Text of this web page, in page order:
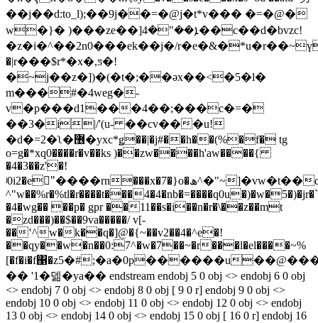
��j��d:to_l);��9j��=�@j�t*v��� �=�@�
w�}� )���ze��]ܐ��"�4��c��d�bvzc!
�z�i�^��2n0���ek��j�/
�|r���$r*�x�,ƽ�!
�~j��z�])�(�t�;��ǝx��<�5�l�
m���#�4weg�-
v�p���d1���4��;���c�=�
��3�i|/'(u- ��cv���u!
�d�=2�ʅ�޶�yxc*ǥ��|�j#��h��(%�f� tg
o=g�*xq0����r�v��ks )��zw����h'aw����{
�4�3��z'�!
ʲ0i2�e"ٕ����rn���x�7�}o�ھ^�"~]�vw�t��q;�ߎ~�r�#������f�=�h�yx��q"h�u�v�2�
�4�wg�� ��p� gpr ��11��s�i��n�r�\��z��mt
�zd���)��$��9va�����/ v[-
��ʽ^w�k��q�]@�{~��v2��4�^e�!
��qy��w�n��0:7^�w�7��~�r���l�el����~%
[�f�i�f΁�z5�#;�a�0p������u
�� '1�덺�ya�� endstream endobj 5 0 obj <> endobj 6 0 obj
<> endobj 7 0 obj <> endobj 8 0 obj [ 9 0 r] endobj 9 0 obj <>
endobj 10 0 obj <> endobj 11 0 obj <> endobj 12 0 obj <> endobj
13 0 obj <> endobj 14 0 obj <> endobj 15 0 obj [ 16 0 r] endobj 16